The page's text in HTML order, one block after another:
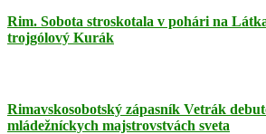
Rim. Sobota stroskotala v pohári na
trojgólový Kurák
Rimavskosobotský zápasník Vetrák
mládežníckych majstrovstvách sveta